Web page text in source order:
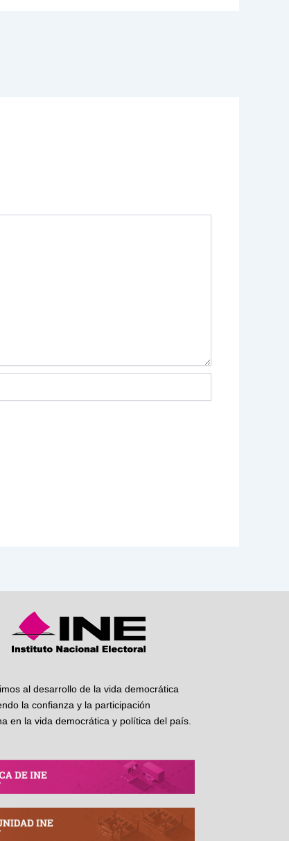
al desarrollo de la vida democrática
la confianza y la participación
en la vida democrática y política del país.